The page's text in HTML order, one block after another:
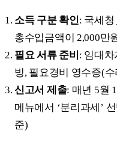
소득 구분 확인: 국세청
총수입금액이 2,000만
필요 서류 준비 : 임대차
빙, 필요경비 영수증(
신고서 제출: 매년 5월
메뉴에서 ‘분리과세’
준)